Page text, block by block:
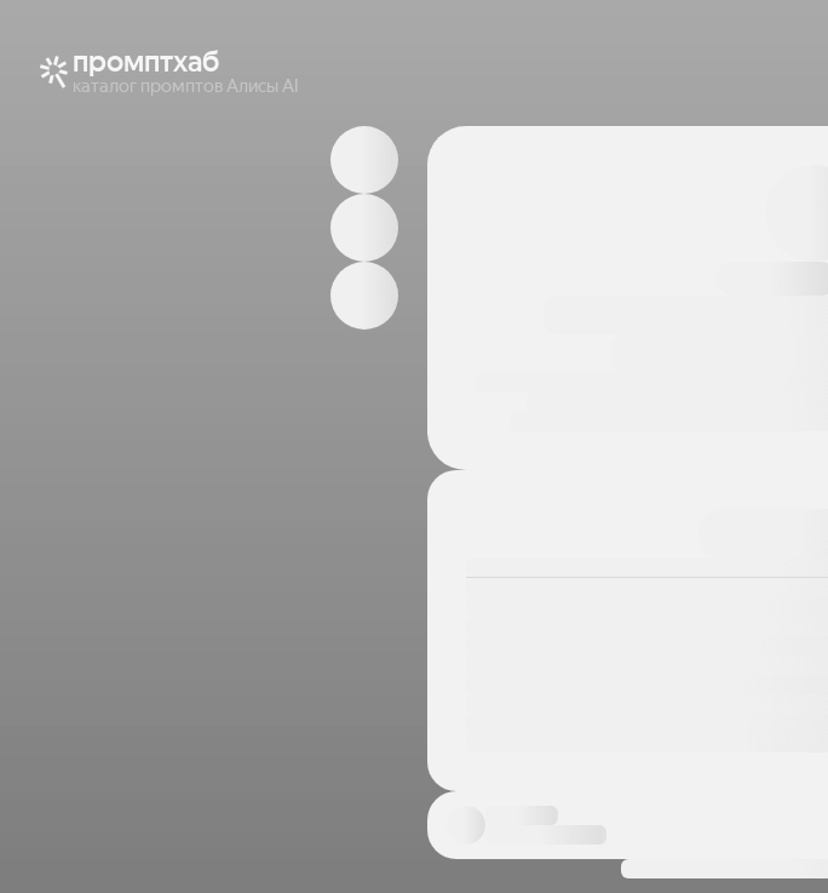
промптхаб
каталог промптов Алисы AI